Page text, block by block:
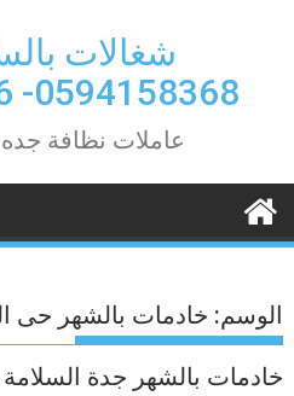
شغالات
0594158368- 0581440346
عاملات نظافة جده
الوسم: خادمات بالشهر حى
خادمات بالشهر جدة السلامة